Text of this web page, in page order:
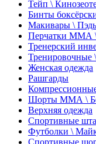
Тейп \
Бинты
Макивары \
Перчатки ММА
Тренерский
Тренировочные
Женская одежда
Рашгарды
Шорты ММА \
Верхняя одежда
Спортивные
Футболки \
Спортивные